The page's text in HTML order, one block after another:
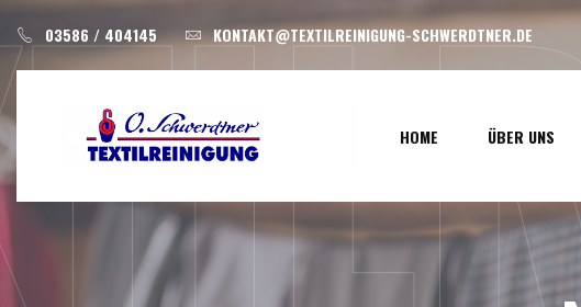
content
03586 / 404145 KONTAKT@TEXTILREINIGUNG-SCHWERDTNER.DE
HOME ÜBER UNS